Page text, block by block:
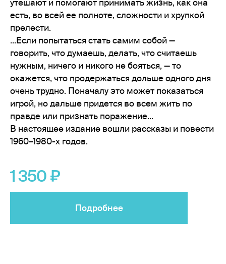
утешают и помогают принимать жизнь, как она
есть, во всей ее полноте, сложности и хрупкой
прелести.
...Если попытаться стать самим собой —
говорить, что думаешь, делать, что считаешь
нужным, ничего и никого не бояться, — то
окажется, что продержаться дольше одного дня
очень трудно. Поначалу это может показаться
игрой, но дальше придется во всем жить по
правде или признать поражение...
В настоящее издание вошли рассказы и повести
1960–1980-х годов.
1 350
Подробнее